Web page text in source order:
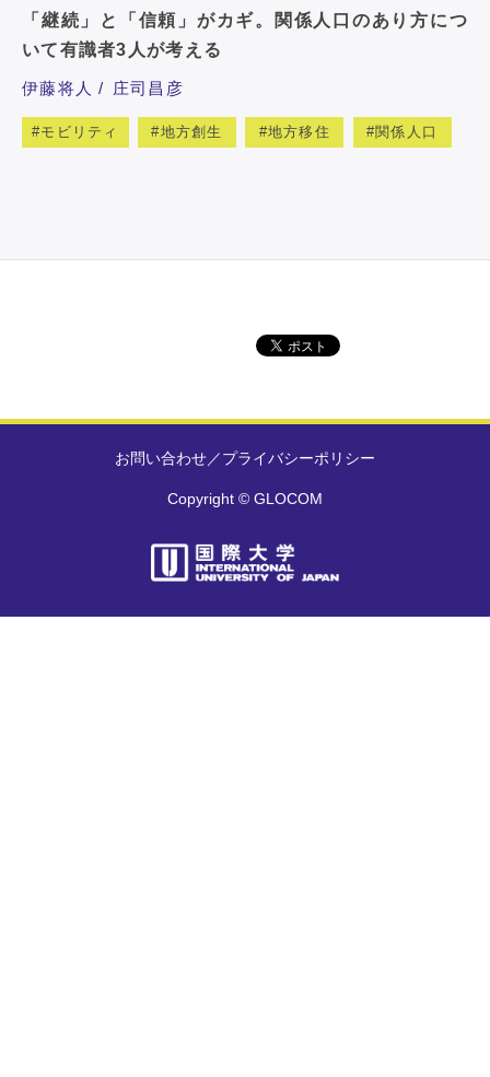
「継続」と「信頼」がカギ。関係人口のあり方につ
いて有識者3人が考える
伊藤将人 庄司昌彦
モビリティ 地方創生 地方移住 関係人口
お問い合わせ／プライバシーポリシー
Copyright © GLOCOM